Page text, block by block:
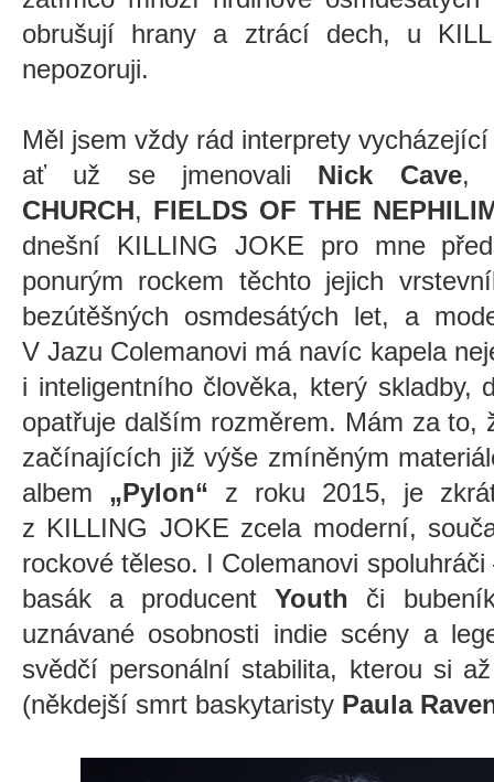
obrušují hrany a ztrácí dech, u
nepozoruji.
Měl jsem vždy rád interprety
ať už se jmenovali Nick Cave
CHURCH, FIELDS OF THE
dnešní KILLING JOKE pro mne
ponurým rockem těchto jejich
bezútěšných osmdesátých let, a
V Jazu Colemanovi má navíc kapela
i inteligentního člověka, který skladby,
opatřuje dalším rozměrem. Mám za to,
začínajících již výše zmíněným
albem „Pylon“ z roku 2015, je
z KILLING JOKE zcela moderní,
rockové těleso. I Colemanovi
basák a producentYouth či
uznávané osobnosti indie scény a
svědčí personální stabilita, kterou si
(někdejší smrt baskytaristy Paula